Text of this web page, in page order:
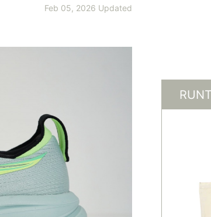
Feb 05, 2026 Updated